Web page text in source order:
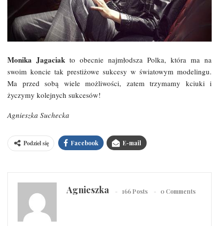
Monika Jagaciak to obecnie najmłodsza Polka, która ma na
swoim koncie tak prestiżowe sukcesy w światowym modelingu.
Ma przed sobą wiele możliwości, zatem trzymamy kciuki i
życzymy kolejnych sukcesów!
Agnieszka Suchecka
Podziel się Facebook E-mail
Agnieszka 166 Posts 0 Comments